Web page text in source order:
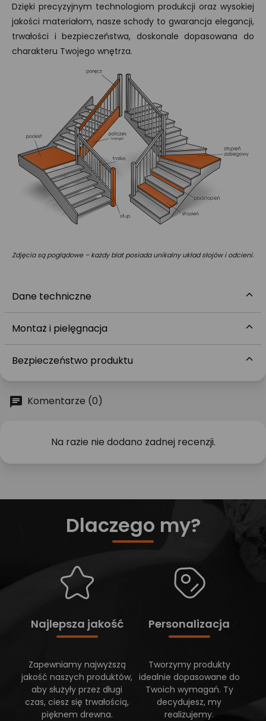
Dzięki precyzyjnym technologiom produkcji oraz wysokiej
jakości materiałom, nasze schody to gwarancja elegancji,
trwałości i bezpieczeństwa, doskonale dopasowana do
charakteru Twojego wnętrza.
Zdjęcia są poglądowe – każdy blat posiada unikalny układ słojów i odcieni.
Dane techniczne
Montaż i pielęgnacja
Bezpieczeństwo produktu
Komentarze (0)
Na razie nie dodano żadnej recenzji.
Dlaczego my?
Najlepsza jakość
Zapewniamy najwyższą
jakość naszych produktów,
aby służyły przez długi
czas, ciesz się trwałością,
pięknem drewna.
Personalizacja
Tworzymy produkty
idealnie dopasowane do
Twoich wymagań. Ty
decydujesz, my
realizujemy.